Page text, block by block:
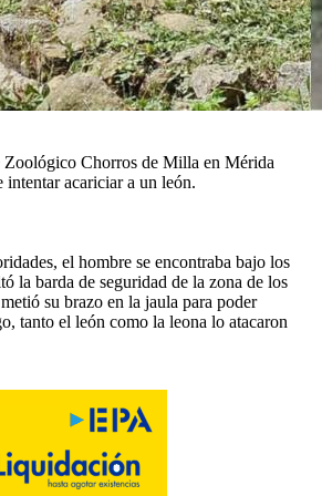
Chorros de Milla en Mérida
acariciar a un león.
el hombre se encontraba bajo los
la barda de seguridad de la zona de los
su brazo en la jaula para poder
tanto el león como la leona lo atacaron